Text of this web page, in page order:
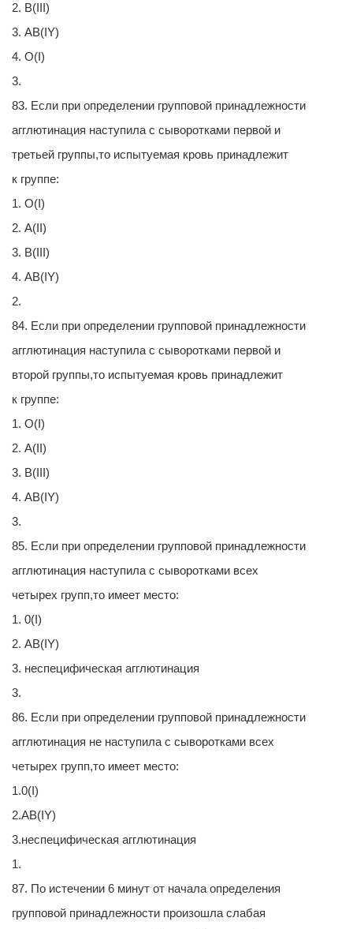
2. В(III)
3. АВ(IY)
4. О(I)
3.
83. Если при определении групповой принадлежности
агглютинация наступила с сыворотками первой и
третьей группы,то испытуемая кровь принадлежит
к группе:
1. О(I)
2. А(II)
3. В(III)
4. АВ(IY)
2.
84. Если при определении групповой принадлежности
агглютинация наступила с сыворотками первой и
второй группы,то испытуемая кровь принадлежит
к группе:
1. О(I)
2. А(II)
3. В(III)
4. АВ(IY)
3.
85. Если при определении групповой принадлежности
агглютинация наступила с сыворотками всех
четырех групп,то имеет место:
1. 0(I)
2. АВ(IY)
3. неспецифическая агглютинация
3.
86. Если при определении групповой принадлежности
агглютинация не наступила с сыворотками всех
четырех групп,то имеет место:
1.0(I)
2.АВ(IY)
3.неспецифическая агглютинация
1.
87. По истечении 6 минут от начала определения
групповой принадлежности произошла слабая